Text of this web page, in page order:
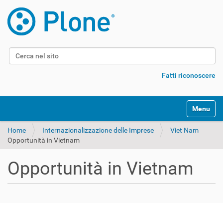
Cerca nel sito
Fatti riconoscere
Alterna
Home Internazionalizzazione delle Imprese
Viet Nam
Opportunità in Vietnam
Opportunità in Vietnam